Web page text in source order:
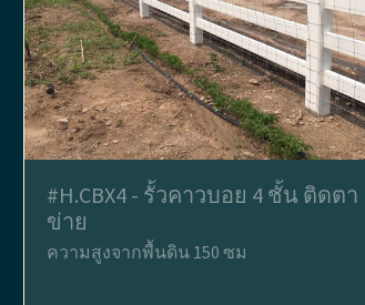
#H.CBX4 - รั้วคาวบอย 4 ชั้น ติดตา
ข่าย
ความสูงจากพื้นดิน 150 ซม